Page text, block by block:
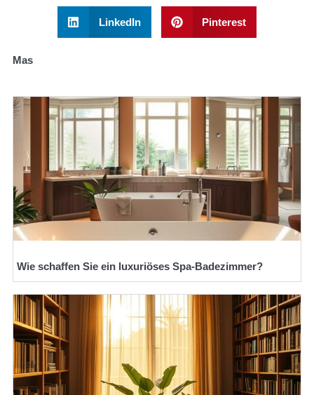
LinkedIn Pinterest
Mas
Wie schaffen Sie ein luxuriöses Spa-Badezimmer?